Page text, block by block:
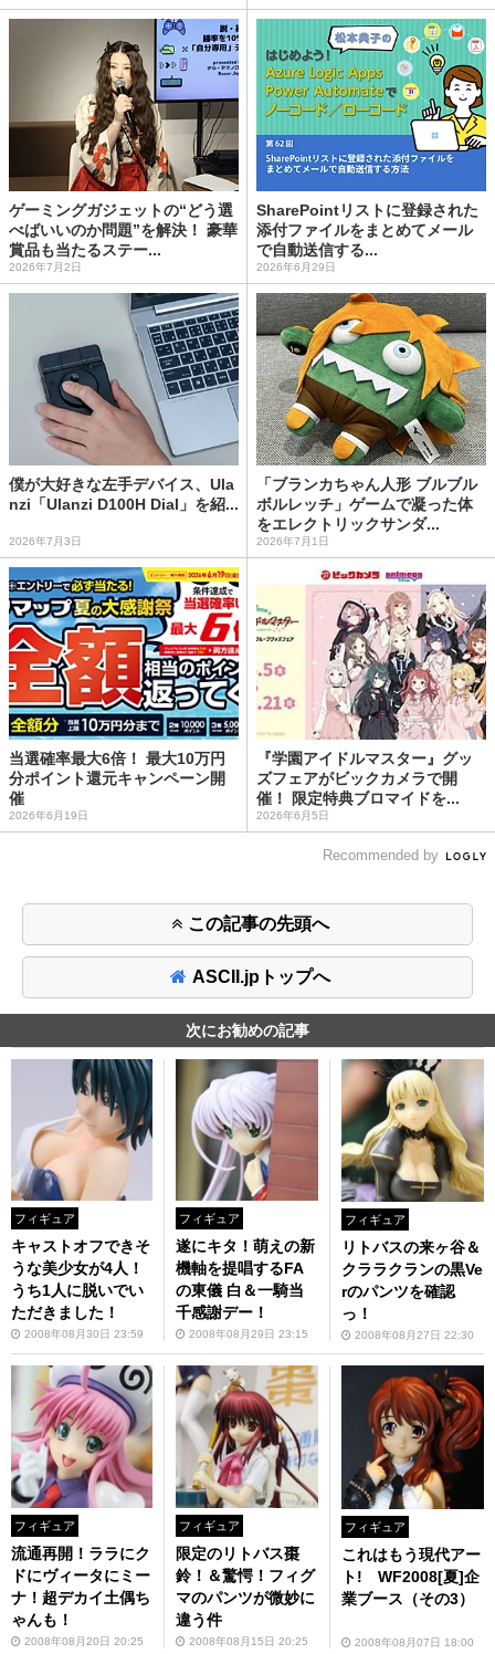
ゲーミングガジェットの“どう選
べばいいのか問題”を解決！ 豪華
賞品も当たるステー...
2026年7月2日
SharePointリストに登録された
添付ファイルをまとめてメール
で自動送信する...
2026年6月29日
僕が大好きな左手デバイス、Ula
nzi「Ulanzi D100H Dial」を紹...
2026年7月3日
「ブランカちゃん人形 ブルブル
ボルレッチ」ゲームで凝った体
をエレクトリックサンダ...
2026年7月1日
当選確率最大6倍！ 最大10万円
分ポイント還元キャンペーン開
催
2026年6月19日
『学園アイドルマスター』グッ
ズフェアがビックカメラで開
催！ 限定特典ブロマイドを...
2026年6月5日
Recommended by
この記事の先頭へ
ASCII.jpトップへ
次にお勧めの記事
フィギュア
キャストオフできそ
うな美少女が4人！
うち1人に脱いでい
ただきました！
2008年08月30日 23:59
フィギュア
遂にキタ！萌えの新
機軸を提唱するFA
の東儀 白＆一騎当
千感謝デー！
2008年08月29日 23:15
フィギュア
リトバスの来ヶ谷＆
クララクランの黒Ve
rのパンツを確認
っ！
2008年08月27日 22:30
フィギュア
流通再開！ララにク
ドにヴィータにミー
ナ！超デカイ土偶ち
ゃんも！
2008年08月20日 20:25
フィギュア
限定のリトバス棗
鈴！＆驚愕！フィグ
マのパンツが微妙に
違う件
2008年08月15日 20:25
フィギュア
これはもう現代アー
ト! WF2008[夏]企
業ブース（その3）
2008年08月07日 18:00